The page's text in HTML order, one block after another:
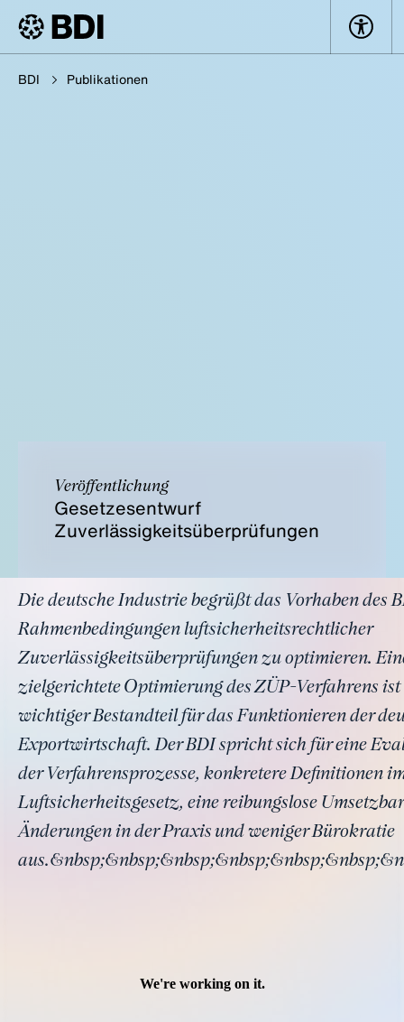
BDI Publikationen
Veröffentlichung
Gesetzesentwurf
Zuverlässigkeitsüberprüfungen
Die deutsche Industrie begrüßt das Vorhaben des
Rahmenbedingungen luftsicherheitsrechtlicher
Zuverlässigkeitsüberprüfungen zu optimieren.
zielgerichtete Optimierung des ZÜP-Verfahrens ist
wichtiger Bestandteil für das Funktionieren der
Exportwirtschaft. Der BDI spricht sich für eine
der Verfahrensprozesse, konkretere Definitionen
Luftsicherheitsgesetz, eine reibungslose
Änderungen in der Praxis und weniger Bürokratie